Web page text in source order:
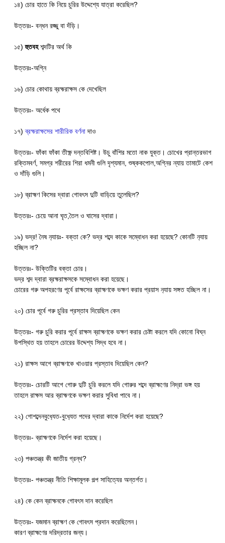
১৪) চোর হাতে কি নিয়ে চুরির উদ্দেশ্যে যাত্রা করেছিল?
উত্তরঃ- বন্ধন রজ্জু বা দঁড়ি।
১৫)হুতবহশব্দটির অর্থ কি
উত্তরঃ-অগ্নি
১৬) চোর কোথায় ব্রহ্মরাক্ষস কে দেখেছিল
উত্তরঃ- অর্ধেক পথে
১৭)ব্রহ্মরাক্ষসের শারীরিক বর্ণনাদাও
উত্তরঃ- ফাঁকা ফাঁকা তীক্ষ্ণ দন্তবিশিষ্ট। উচু বাঁশির মতো নাক যুক্ত। চোখের প্রান্তরভাগ
রক্তিমবর্ণ, সমগ্র শরীরের শিরা ধমনী গুলি দৃশ্যমান, শুষ্ককপোল,অগ্নির ন্যায় তামাটে কেশ
ও দাঁড়ি গুলি।
১৮) ব্রাহ্মণ কিসের দ্বারা গোবৎস দুটি বাড়িয়ে তুলেছিল?
উত্তরঃ- চেয়ে আনা ঘৃত,তৈল ও ঘাসের দ্বারা।
১৯) ভদ্র! নৈষ ন‍্যায়ঃ- বক্তা কে? ভদ্র শব্দে কাকে সম্বোধন করা হয়েছে? কোনটি ন‍্যায়
হচ্ছিল না?
উত্তরঃ- উক্তিটির বক্তা চোর।
ভদ্র শব্দ দ্বারা ব্রহ্মরাক্ষসকে সম্বোধন করা হয়েছে।
চোরের গরু অপহরণের পূর্বে রাক্ষসের ব্রাহ্মণকে ভক্ষণ করার প্রয়াস ন‍্যায় সঙ্গত হচ্ছিল না।
২০) চোর পূর্বে গরু চুরির প্রস্তাব দিয়েছিল কেন
উত্তরঃ- গরু চুরি করার পূর্বে রাক্ষস ব্রাহ্মণকে ভক্ষণ করার চেষ্টা করলে যদি কোনো বিঘ্ন
উপস্থিত হয় তাহলে চোরের উদ্দেশ্য সিদ্ধ হবে না।
২১) রাক্ষস আগে ব্রাহ্মণকে খাওয়ার প্রস্তাব দিয়েছিল কেন?
উত্তরঃ- চোরটি আগে গোরু দুটি চুরি করলে যদি গোরুর শব্দে ব্রাহ্মণের নিদ্রা ভঙ্গ হয়
তাহলে রাক্ষস আর ব্রাহ্মণকে ভক্ষণ করার সুবিধা পাবে না।
২২) গোশব্দেনবুধ‍্যেত-বুধ‍্যেত পদের দ্বারা কাকে নির্দেশ করা হয়েছে?
উত্তরঃ- ব্রাহ্মণকে নির্দেশ করা হয়েছে।
২৩) পঞ্চতন্ত্র কী জাতীয় গ্রন্থ?
উত্তরঃ- পঞ্চতন্ত্র নীতি শিক্ষামূলক গল্প সাহিত্যের অন্তর্গত।
২৪) কে কেন ব্রাহ্মনকে গোবৎস দান করেছিল
উত্তরঃ- যজমান ব্রাহ্মণ কে গোবৎস প্রদান করেছিলেন।
কারণ ব্রাহ্মণের দরিদ্রতার জন্য।